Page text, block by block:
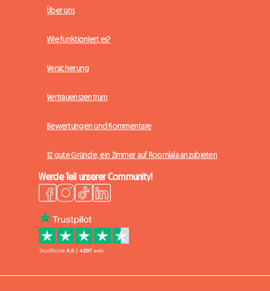
Über uns
Wie funktioniert es?
Versicherung
Vertrauenszentrum
Bewertungen und Kommentare
12 gute Gründe, ein Zimmer auf Roomlala anzubieten
Werde Teil unserer Community!